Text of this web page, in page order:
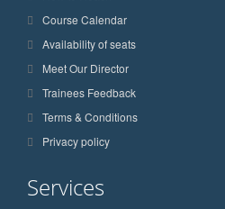
Course Calendar
Availability of seats
Meet Our Director
Trainees Feedback
Terms & Conditions
Privacy policy
Services